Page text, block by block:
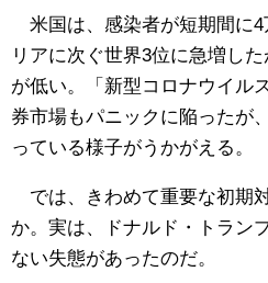
米国は、感染者が短期間に4
リアに次ぐ世界3位に急増し
が低い。「新型コロナウイル
券市場もパニックに陥ったが
っている様子がうかがえる。
では、きわめて重要な初期
か。実は、ドナルド・トラン
ない失態があったのだ。